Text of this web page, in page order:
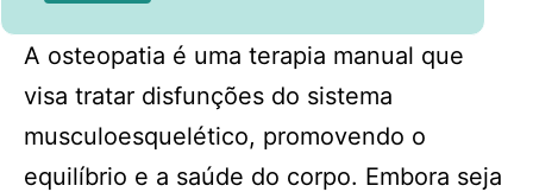
A osteopatia é uma terapia manual que
visa tratar disfunções do sistema
musculoesquelético, promovendo o
equilíbrio e a saúde do corpo. Embora seja